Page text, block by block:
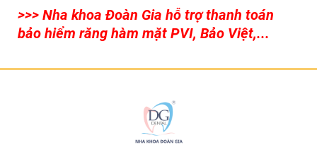
>>> Nha khoa Đoàn Gia hỗ trợ thanh toán
bảo hiểm răng hàm mặt PVI, Bảo Việt,...